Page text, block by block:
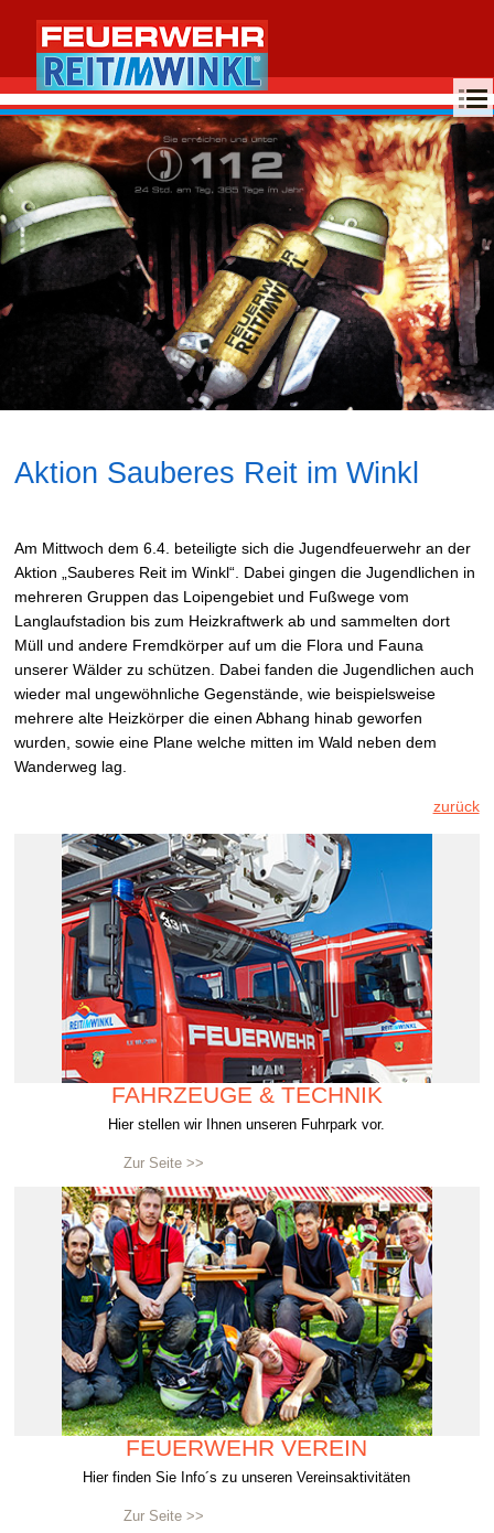
MENU
Aktion Sauberes Reit im Winkl
Am Mittwoch dem 6.4. beteiligte sich die Jugendfeuerwehr an der
Aktion „Sauberes Reit im Winkl“. Dabei gingen die Jugendlichen in
mehreren Gruppen das Loipengebiet und Fußwege vom
Langlaufstadion bis zum Heizkraftwerk ab und sammelten dort
Müll und andere Fremdkörper auf um die Flora und Fauna
unserer Wälder zu schützen. Dabei fanden die Jugendlichen auch
wieder mal ungewöhnliche Gegenstände, wie beispielsweise
mehrere alte Heizkörper die einen Abhang hinab geworfen
wurden, sowie eine Plane welche mitten im Wald neben dem
Wanderweg lag.
zurück
FAHRZEUGE & TECHNIK
Hier stellen wir Ihnen unseren Fuhrpark vor.
Zur Seite >>
FEUERWEHR VEREIN
Hier finden Sie Info´s zu unseren Vereinsaktivitäten
Zur Seite >>